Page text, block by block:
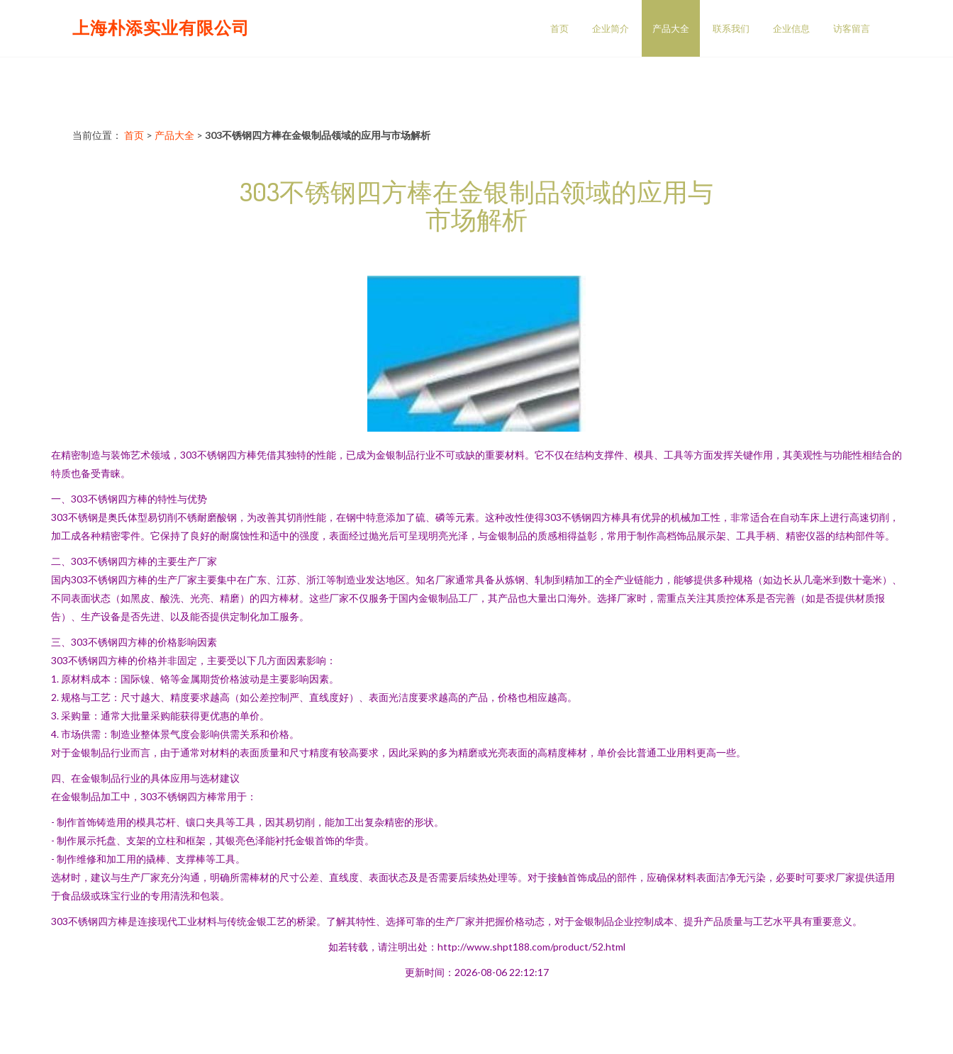
上海朴添实业有限公司 首页 企业简介 产品大全 联系我们 企业信息 访客留言
当前位置： 首页 > 产品大全 > 303不锈钢四方棒在金银制品领域的应用与市场解析
303不锈钢四方棒在金银制品领域的应用与
市场解析
在精密制造与装饰艺术领域，303不锈钢四方棒凭借其独特的性能，已成为金银制品行业不可或缺的重要材料。它不仅在结构支撑件、模具、工具等方面发挥关键作用，其美观性与功能性相结合的
特质也备受青睐。
一、303不锈钢四方棒的特性与优势
303不锈钢是奥氏体型易切削不锈耐磨酸钢，为改善其切削性能，在钢中特意添加了硫、磷等元素。这种改性使得303不锈钢四方棒具有优异的机械加工性，非常适合在自动车床上进行高速切削，
加工成各种精密零件。它保持了良好的耐腐蚀性和适中的强度，表面经过抛光后可呈现明亮光泽，与金银制品的质感相得益彰，常用于制作高档饰品展示架、工具手柄、精密仪器的结构部件等。
二、303不锈钢四方棒的主要生产厂家
国内303不锈钢四方棒的生产厂家主要集中在广东、江苏、浙江等制造业发达地区。知名厂家通常具备从炼钢、轧制到精加工的全产业链能力，能够提供多种规格（如边长从几毫米到数十毫米）、
不同表面状态（如黑皮、酸洗、光亮、精磨）的四方棒材。这些厂家不仅服务于国内金银制品工厂，其产品也大量出口海外。选择厂家时，需重点关注其质控体系是否完善（如是否提供材质报
告）、生产设备是否先进、以及能否提供定制化加工服务。
三、303不锈钢四方棒的价格影响因素
303不锈钢四方棒的价格并非固定，主要受以下几方面因素影响：
1. 原材料成本：国际镍、铬等金属期货价格波动是主要影响因素。
2. 规格与工艺：尺寸越大、精度要求越高（如公差控制严、直线度好）、表面光洁度要求越高的产品，价格也相应越高。
3. 采购量：通常大批量采购能获得更优惠的单价。
4. 市场供需：制造业整体景气度会影响供需关系和价格。
对于金银制品行业而言，由于通常对材料的表面质量和尺寸精度有较高要求，因此采购的多为精磨或光亮表面的高精度棒材，单价会比普通工业用料更高一些。
四、在金银制品行业的具体应用与选材建议
在金银制品加工中，303不锈钢四方棒常用于：
- 制作首饰铸造用的模具芯杆、镶口夹具等工具，因其易切削，能加工出复杂精密的形状。
- 制作展示托盘、支架的立柱和框架，其银亮色泽能衬托金银首饰的华贵。
- 制作维修和加工用的撬棒、支撑棒等工具。
选材时，建议与生产厂家充分沟通，明确所需棒材的尺寸公差、直线度、表面状态及是否需要后续热处理等。对于接触首饰成品的部件，应确保材料表面洁净无污染，必要时可要求厂家提供适用
于食品级或珠宝行业的专用清洗和包装。
303不锈钢四方棒是连接现代工业材料与传统金银工艺的桥梁。了解其特性、选择可靠的生产厂家并把握价格动态，对于金银制品企业控制成本、提升产品质量与工艺水平具有重要意义。
如若转载，请注明出处：http://www.shpt188.com/product/52.html
更新时间：2026-08-06 22:12:17